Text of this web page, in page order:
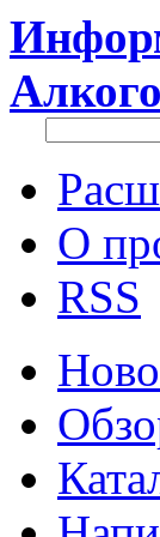
О
RSS